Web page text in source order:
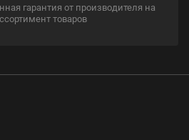
гарантия от производителя на
товаров